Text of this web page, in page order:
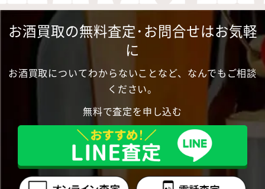
お酒買取の無料査定･お問合せはお気軽
に
お酒買取についてわからないことなど、なんでもご相談
ください。
無料で査定を申し込む